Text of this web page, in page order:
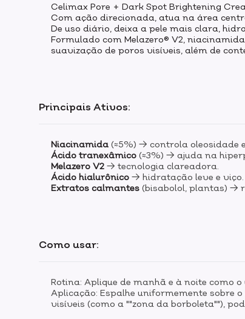
Principais Ativos:
Niacinamida (≈5%) → controla oleosidade
Ácido tranexâmico (≈3%) → ajuda na
Melazero V2 → tecnologia clareadora.
Ácido hialurônico → hidratação leve e viço.
Extratos calmantes (bisabolol, plantas) →
Como usar:
Rotina: Aplique de manhã e à noite como
Aplicação: Espalhe uniformemente sobre
visíveis (como a ""zona da borboleta""),
Celimax Pore + Dark Spot Brightening
Com ação direcionada, atua na área
De uso diário, deixa a pele mais clara,
Formulado com Melazero® V2,
suavização de poros visíveis, além de